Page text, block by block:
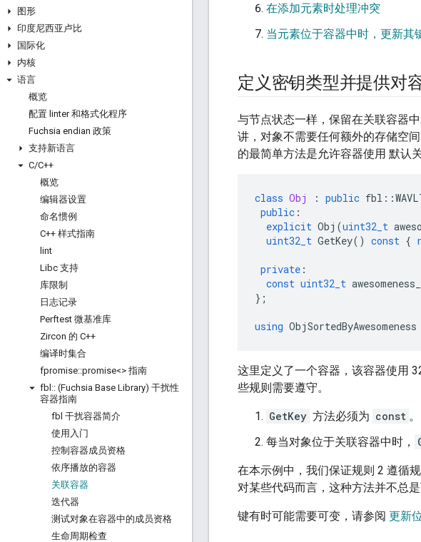
图形
印度尼西亚卢比
国际化
内核
语言
概览
配置 linter 和格式化程序
Fuchsia endian 政策
支持新语言
C/C++
概览
编辑器设置
命名惯例
C++ 样式指南
lint
Libc 支持
库限制
日志记录
Perftest 微基准库
Zircon 的 C++
编译时集合
fpromise::promise<> 指南
fbl :: (Fuchsia Base Library) 干扰性
容器指南
fbl 干扰容器简介
使用入门
控制容器成员资格
依序播放的容器
关联容器
迭代器
测试对象在容器中的成员资格
生命周期检查
在添加元素时处理冲突
当元素位于容器中时，更新其
定义密钥类型并提供对
与节点状态一样，保留在关联容器
讲，对象不需要任何额外的存储空
的最简单方法是允许容器使用 默认
class Obj : public fbl ::
public :
explicit Obj (uint32_t
uint32_t GetKey() const {
private :
const uint32_t awesomeness_
};
using ObjSortedByAwesomeness
这里定义了一个容器，该容器使用
些规则需要遵守。
GetKey 方法必须为 const 。
每当对象位于关联容器中时，
在本示例中，我们保证规则 2 遵循
对某些代码而言，这种方法并不总是
键有时可能需要可变，请参阅 更新